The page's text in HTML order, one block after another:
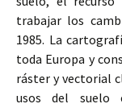
trabajar los
1985. La
toda Europa y
ráster y vectorial
usos del suelo